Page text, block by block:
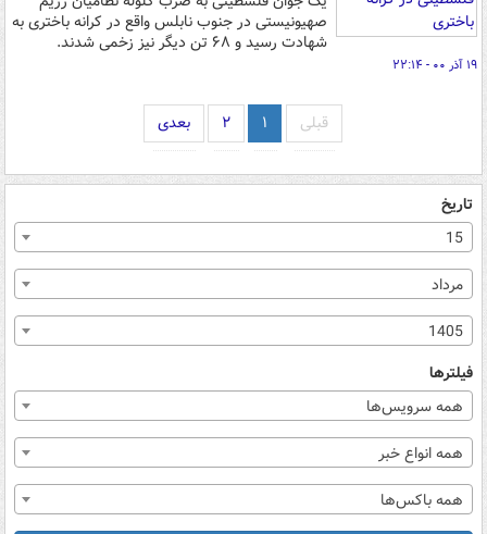
صهیونیستی در جنوب نابلس واقع در کرانه باختری به
شهادت رسید و ۶۸ تن دیگر نیز زخمی شدند.
۱۹ آذر ۰۰ - ۲۲:۱۴
قبلی ۱ ۲ بعدی
تاریخ
15
مرداد
1405
فیلترها
همه سرویس‌ها
همه انواع خبر
همه باکس‌ها